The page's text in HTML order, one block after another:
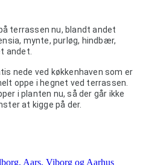
terrassen nu, blandt andet
mynte, purløg, hindbær,
andet.
nede ved køkkenhaven som er
oppe i hegnet ved terrassen.
i planten nu, så der går ikke
at kigge på der.